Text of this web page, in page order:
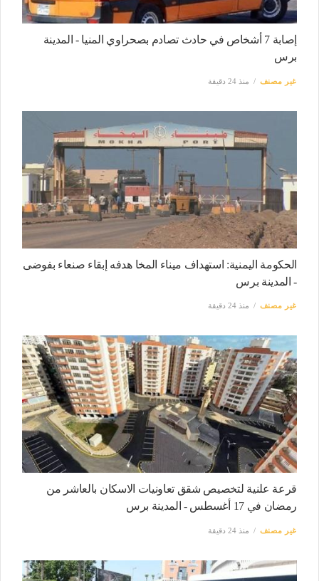
إصابة 7 أشخاص في حادث تصادم بصحراوي المنيا - المدينة
برس
غير مصنف منذ 24 دقيقة
الحكومة اليمنية: استهداف ميناء المخا هدفه إبقاء صنعاء بفوضى
- المدينة برس
غير مصنف منذ 24 دقيقة
قرعة علنية لتخصيص شقق تعاونيات الاسكان بالعاشر من
رمضان في 17 أغسطس - المدينة برس
غير مصنف منذ 24 دقيقة